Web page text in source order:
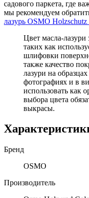
садового паркета, где
мы рекомендуем
лазурь OSMO
Цвет масла-лазури
таких как
шлифовки
также качество
лазури на
фотографиях и в
использовать как
выбора цвета
выкрасы.
Бренд
OSMO
Производитель